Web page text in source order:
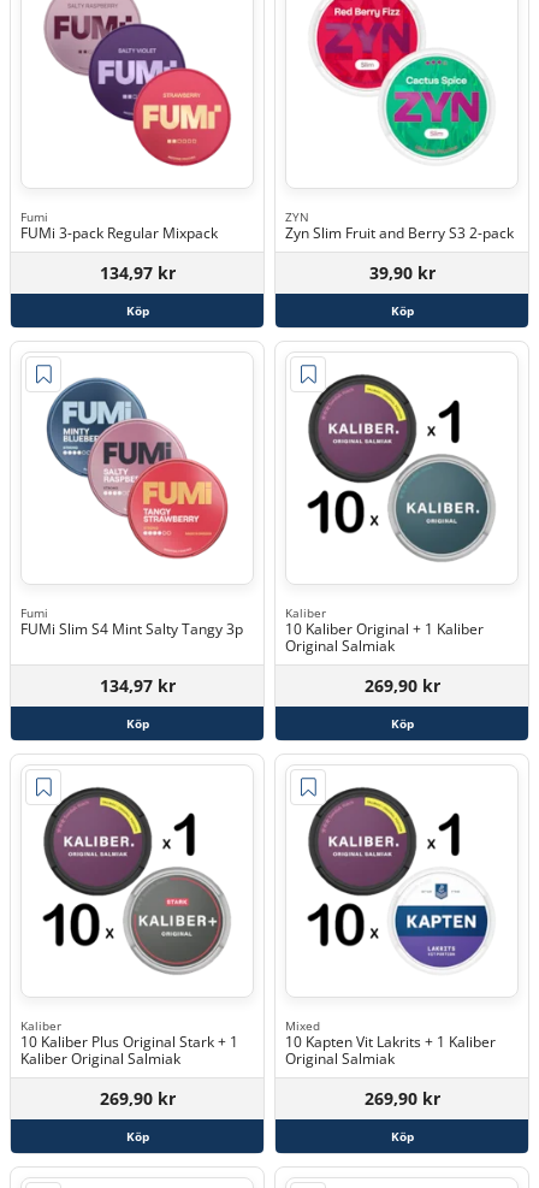
Fumi
FUMi 3-pack Regular Mixpack
134,97 kr
Köp
ZYN
Zyn Slim Fruit and Berry S3 2-pack
39,90 kr
Köp
Fumi
FUMi Slim S4 Mint Salty Tangy 3p
134,97 kr
Köp
Kaliber
10 Kaliber Original + 1 Kaliber
Original Salmiak
269,90 kr
Köp
Kaliber
10 Kaliber Plus Original Stark + 1
Kaliber Original Salmiak
269,90 kr
Köp
Mixed
10 Kapten Vit Lakrits + 1 Kaliber
Original Salmiak
269,90 kr
Köp